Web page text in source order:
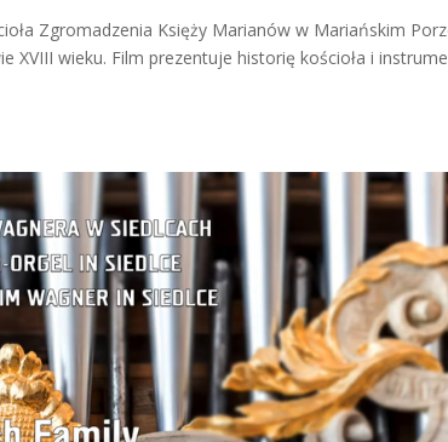
Zgromadzenia Księży Marianów w Mariańskim
XVIII wieku. Film prezentuje historię kościoła i